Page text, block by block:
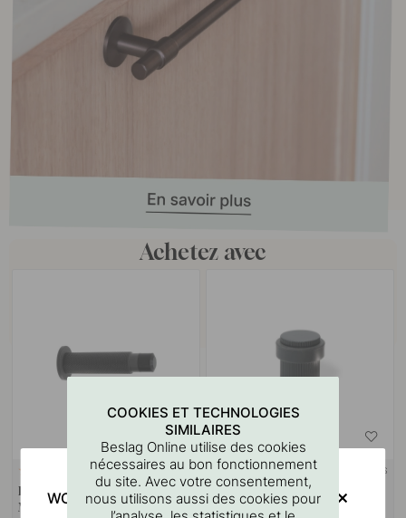
Achetez avec
+ COULEURS
Butée De Porte Dexter - Noir
Mat
4 + COULEURS
Butée De Porte Helix Stripe -
Noir Mat
COOKIES ET TECHNOLOGIES
SIMILAIRES
Beslag Online utilise des cookies
nécessaires au bon fonctionnement
du site. Avec votre consentement,
nous utilisons aussi des cookies pour
WOULD YOU RATHER VISIT?